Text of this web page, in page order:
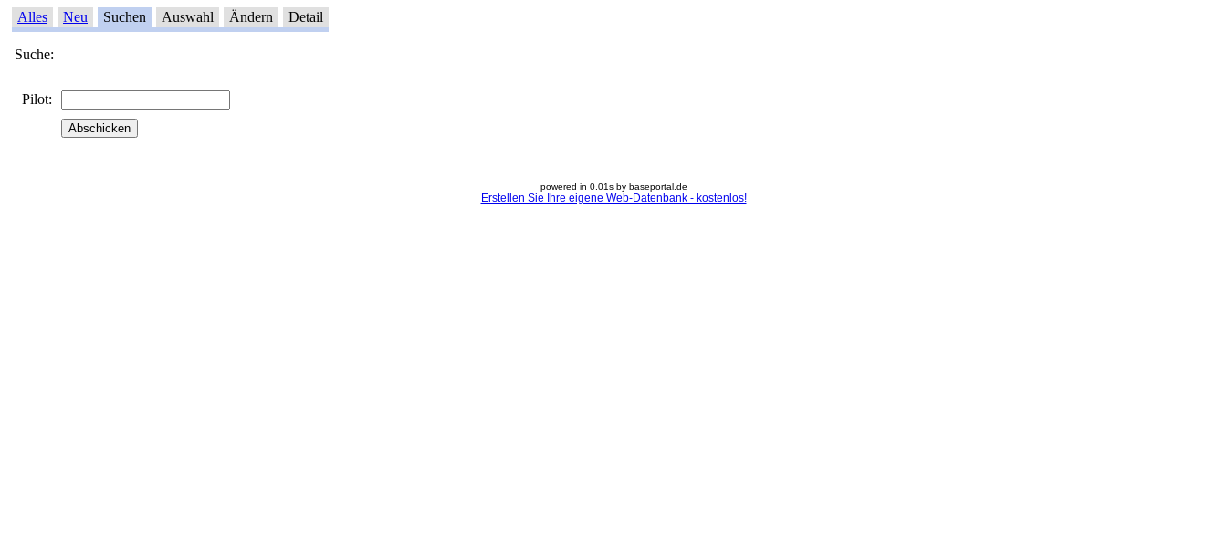
Alles Neu Suchen Auswahl Ändern Detail
Suche:
Pilot:
powered in 0.01s by baseportal.de
Erstellen Sie Ihre eigene Web-Datenbank - kostenlos!